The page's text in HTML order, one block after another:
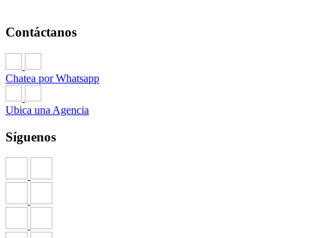
Contáctanos
Chatea por Whatsapp
Ubica una Agencia
Síguenos